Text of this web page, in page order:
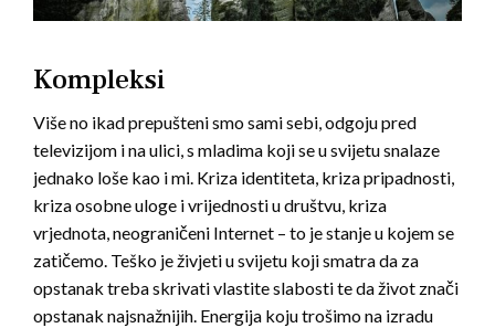
Kompleksi
Više no ikad prepušteni smo sami sebi, odgoju pred
televizijom i na ulici, s mladima koji se u svijetu snalaze
jednako loše kao i mi. Kriza identiteta, kriza pripadnosti,
kriza osobne uloge i vrijednosti u društvu, kriza
vrjednota, neograničeni Internet – to je stanje u kojem se
zatičemo. Teško je živjeti u svijetu koji smatra da za
opstanak treba skrivati vlastite slabosti te da život znači
opstanak najsnažnijih. Energija koju trošimo na izradu